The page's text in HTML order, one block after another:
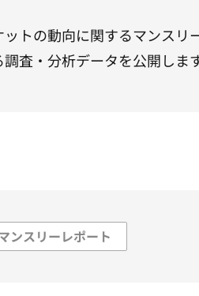
トの動向に関するマンスリ
査・分析データを公開しま
ンスリーレポート